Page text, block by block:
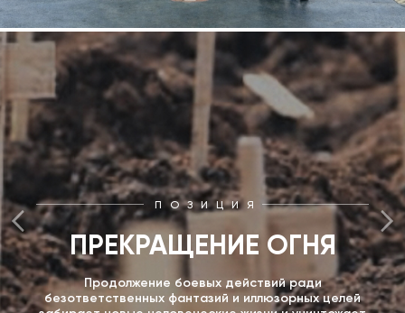
ПОЗИЦИЯ
ПРЕКРАЩЕНИЕ ОГНЯ
Продолжение боевых действий ради
безответственных фантазий и иллюзорных целей